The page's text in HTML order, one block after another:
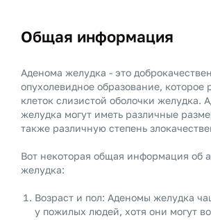
Общая информация
Аденома желудка - это
опухолевидное образование, которое
клеток слизистой оболочки желудка.
желудка могут иметь различные
также различную степень
Вот некоторая общая информация об
желудка:
Возраст и пол: Аденомы желудка
у пожилых людей, хотя они могут